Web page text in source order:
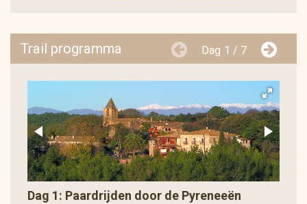
Trail programma Dag 1 / 7
Dag 1: Paardrijden door de Pyreneeën